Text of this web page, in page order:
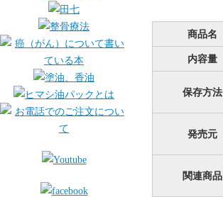
商品名
内容量
保存方法
発売元
関連商品